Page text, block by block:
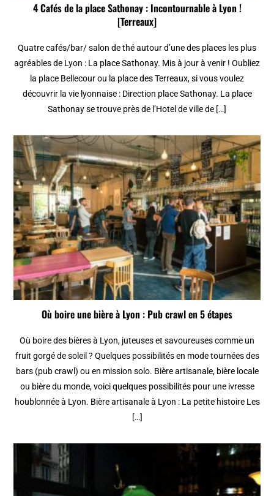
4 Cafés de la place Sathonay : Incontournable à Lyon !
[Terreaux]
Quatre cafés/bar/ salon de thé autour d’une des places les plus
agréables de Lyon : La place Sathonay. Mis à jour à venir ! Oubliez
la place Bellecour ou la place des Terreaux, si vous voulez
découvrir la vie lyonnaise : Direction place Sathonay. La place
Sathonay se trouve près de l’Hotel de ville de […]
Où boire une bière à Lyon : Pub crawl en 5 étapes
Où boire des bières à Lyon, juteuses et savoureuses comme un
fruit gorgé de soleil ? Quelques possibilités en mode tournées des
bars (pub crawl) ou en mission solo. Bière artisanale, bière locale
ou bière du monde, voici quelques possibilités pour une ivresse
houblonnée à Lyon. Bière artisanale à Lyon : La petite histoire Les
[…]